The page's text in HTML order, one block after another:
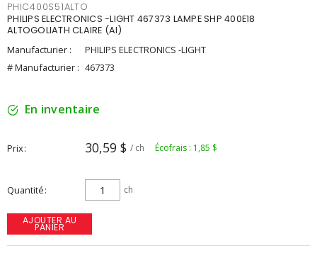
PHIC400S51ALTO
PHILIPS ELECTRONICS -LIGHT 467373 LAMPE SHP 400E18
ALTOGOLIATH CLAIRE (AI)
Manufacturier :
PHILIPS ELECTRONICS -LIGHT
# Manufacturier : 467373
En inventaire
Prix 30,59 $ / ch Écofrais : 1,85 $
Quantité ch
AJOUTER AU
PANIER